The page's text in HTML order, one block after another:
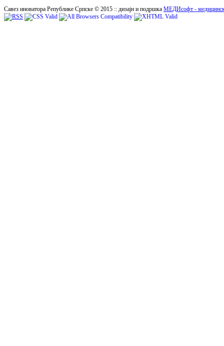
Савез иноватора Републике Српске © 2015 :: дизајн и подршка МЕДИсофт -